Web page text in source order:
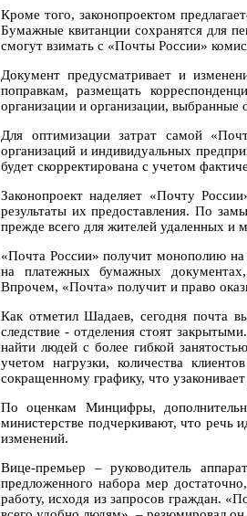
Кроме того, законопроектом
Бумажные квитанции сохранятся для
смогут взимать с «Почты России»
Документ предусматривает и
поправкам, размещать
организации и организации,
Для оптимизации затрат самой
организаций и индивидуальных
будет скорректирована с учетом
Законопроект наделяет «Почту
результаты их предоставления. По
прежде всего для жителей удаленных и
«Почта России» получит монополию
на платежных бумажных
Впрочем, «Почта» получит и право
Как отметил Шадаев, сегодня почта
следствие - отделения стоят
найти людей с более гибкой
учетом нагрузки, количества
сокращенному графику, что
По оценкам Минцифры,
министерстве подчеркивают, что
изменений.
Вице-премьер – руководитель
предложенного набора мер
работу, исходя из запросов граждан.